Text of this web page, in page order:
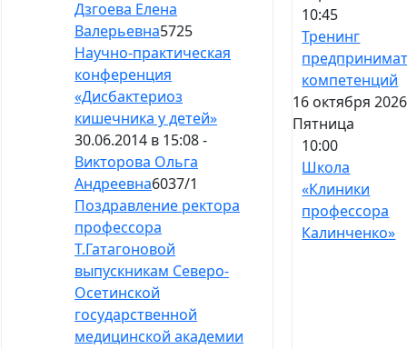
Дзгоева Елена
Валерьевна5725
Научно-практическая
конференция
«Дисбактериоз
кишечника у детей»
30.06.2014 в 15:08 -
Викторова Ольга
Андреевна6037/1
Поздравление ректора
профессора
Т.Гатагоновой
выпускникам Северо-
Осетинской
государственной
медицинской академии
10:45
Тренинг
компетенций
16 октября
Пятница
10:00
Школа
«Клиники
профессора
Калинченко»